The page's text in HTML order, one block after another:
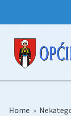
Home »